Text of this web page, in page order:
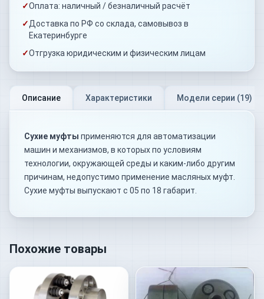
✓Оплата: наличный / безналичный расчёт
✓Доставка по РФ со склада, самовывоз в
Екатеринбурге
✓Отгрузка юридическим и физическим лицам
Описание Характеристики Модели серии (19)
Сухие муфты применяются для автоматизации
машин и механизмов, в которых по условиям
технологии, окружающей среды и каким-либо другим
причинам, недопустимо применение масляных муфт.
Сухие муфты выпускают с 05 по 18 габарит.
Похожие товары